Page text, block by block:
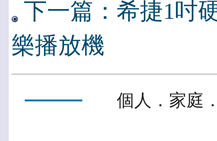
下一篇：希捷1吋
樂播放機
個人．家庭